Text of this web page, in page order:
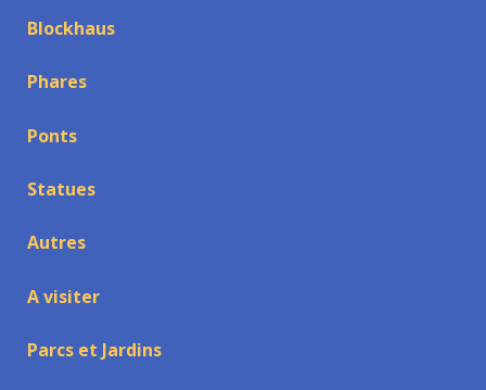
Blockhaus
Phares
Ponts
Statues
Autres
A visiter
Parcs et Jardins